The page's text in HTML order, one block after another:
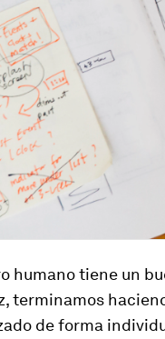
humano tiene un
terminamos
de forma